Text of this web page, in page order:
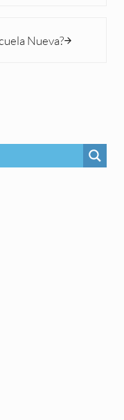
Nueva?